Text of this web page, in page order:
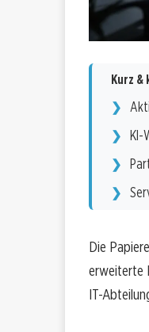
Kurz &
KI-
Die
erweiterte
IT-